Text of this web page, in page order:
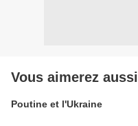
Vous aimerez aussi
Poutine et l'Ukraine